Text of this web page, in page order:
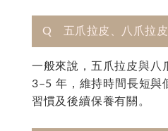
Q 五爪拉皮、八爪拉皮
一般來說，五爪拉皮與八
3–5 年，維持時間長短與
習慣及後續保養有關。